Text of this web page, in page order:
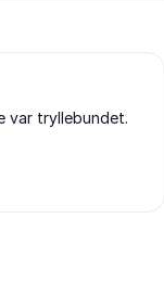
var tryllebundet.